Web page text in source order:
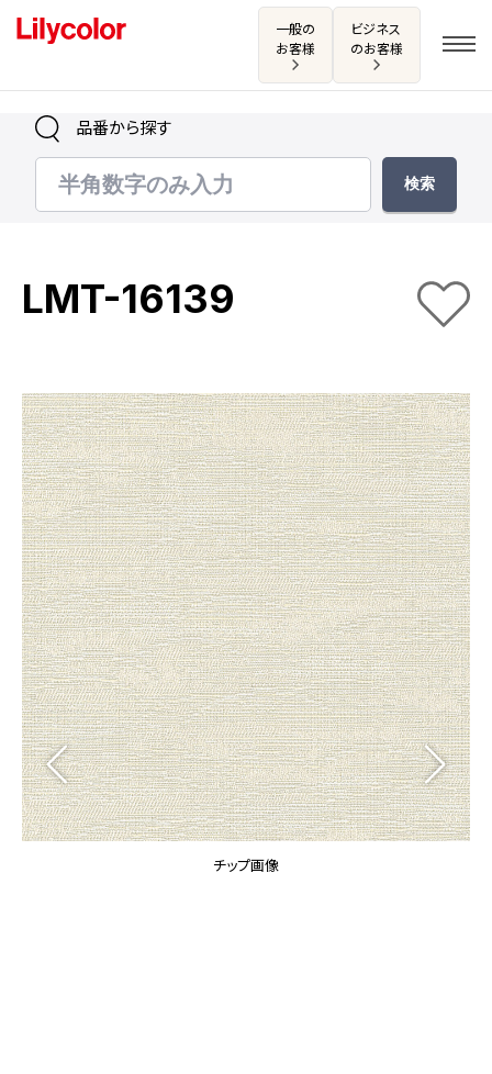
一般の
お客様
ビジネス
のお客様
ログイン・新規会員登録
お気に入り
商品を探す
商品を探す トップ
壁紙
カーテン
床材
ブランド・コレクション
Lilycolor Coordinate 着せ替えシミュレーション
カタログ一覧
カタログ一覧 トップ
壁紙
カーテン
床材
サステナブル商品
ノンワックス床タイル
壁紙機能性ガイド
施工事例
施工事例 トップ
医療・福祉施設
ホテル・オフィス・店舗
モデルハウス
新築戸建・マンション
#リリカラのある暮らし
リリカラノート
ショールーム
ショールーム トップ
東京ショールーム
大阪ショールーム
お客様サポート
お客様サポート トップ
品番から探す
LMT-16139
チップ画像